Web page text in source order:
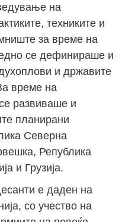
на
техниките и
за време на
се дефинираше и
и државите
време на
развиваше и
планирани
Северна
Република
и Грузија.
е даден на
со учество на